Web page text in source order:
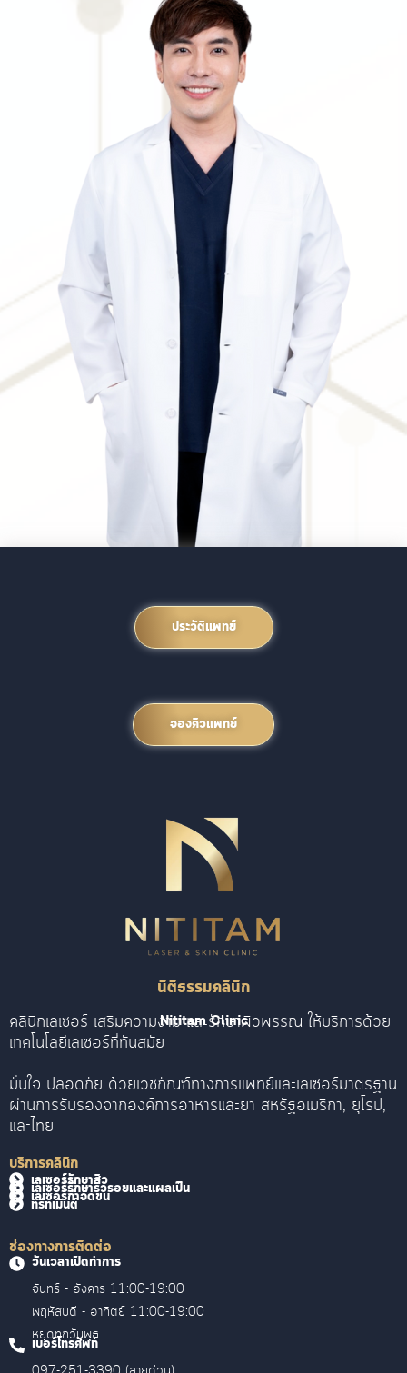
ประวัติแพทย์
จองคิวแพทย์
นิติธรรมคลินิก
Nititam Clinic
คลินิกเลเซอร์ เสริมความงาม และรักษาผิวพรรณ ให้บริการด้วย
เทคโนโลยีเลเซอร์ที่ทันสมัย
มั่นใจ ปลอดภัย ด้วยเวชภัณฑ์ทางการแพทย์และเลเซอร์มาตรฐาน
ผ่านการรับรองจากองค์การอาหารและยา สหรัฐอเมริกา, ยุโรป,
และไทย
บริการคลินิก
เลเซอร์รักษาสิว
เลเซอร์รักษาริ้วรอยและแผลเป็น
เลเซอร์กำจัดขน
ทรีทเม้นต์
ช่องทางการติดต่อ
วันเวลาเปิดทำการ
จันทร์ - อังคาร 11:00-19:00
พฤหัสบดี - อาทิตย์ 11:00-19:00
หยุดทุกวันพุธ
เบอร์โทรศัพท์